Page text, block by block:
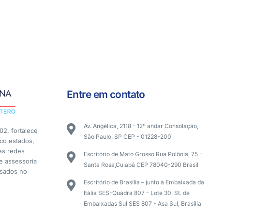
fortalece
estados,
redes
assessoria
no
Entre em contato
Av. Angélica, 2118 - 12º andar Consolação,
São Paulo, SP CEP - 01228-200
Escritório de Mato Grosso Rua Polônia, 75 -
Santa Rosa,Cuiabá CEP 78040-290 Brasil
Escritório de Brasília – junto à Embaixada da
Itália SES-Quadra 807 - Lote 30, St. de
Embaixadas Sul SES 807 - Asa Sul, Brasília